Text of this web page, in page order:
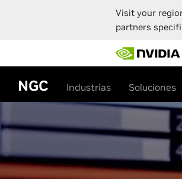
Visit your
partners
main
content
NGC Industrias Soluciones